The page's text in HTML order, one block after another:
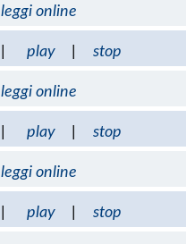
leggi online
play stop
leggi online
play stop
leggi online
play stop